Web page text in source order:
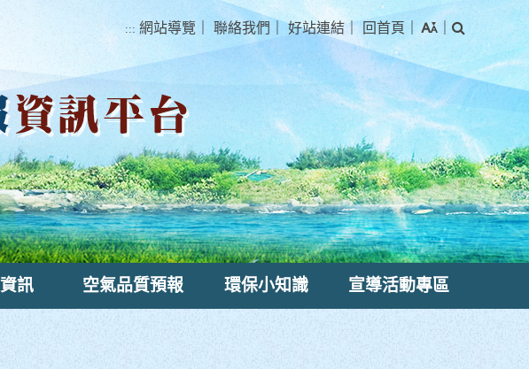
::: 網站導覽 聯絡我們 好站連結｜ 回首頁
訊 空氣品質預報 環保小知識 宣導活動專區